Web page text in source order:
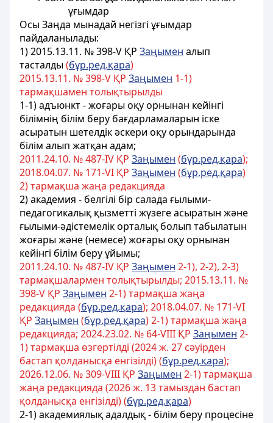
ұғымдар
Осы Заңда мынадай негізгі ұғымдар
пайдаланылады:
1) 2015.13.11. № 398-V ҚР Заңымен алып
тасталды(бұр.ред.қара)
2015.13.11. № 398-V ҚР Заңымен 1-1)
тармақшамен толықтырылды
1-1) адъюнкт - жоғары оқу орнынан кейінгі
білімнің білім беру бағдарламаларын іске
асыратын шетелдік әскери оқу орындарында
білім алып жатқан адам;
2011.24.10. № 487-ІV ҚР Заңымен (бұр.ред.қара);
2018.04.07. № 171-VІ ҚР Заңымен (бұр.ред.қара)
2) тармақша жаңа редакцияда
2) академия - белгілі бір салада ғылыми-
педагогикалық қызметті жүзеге асыратын және
ғылыми-әдістемелік орталық болып табылатын
жоғары және (немесе) жоғары оқу орнынан
кейінгі білім беру ұйымы;
2011.24.10. № 487-ІV ҚР Заңымен 2-1), 2-2), 2-3)
тармақшалармен толықтырылды; 2015.13.11. №
398-V ҚР Заңымен 2-1) тармақша жаңа
редакцияда (бұр.ред.қара); 2018.04.07. № 171-VІ
ҚР Заңымен (бұр.ред.қара) 2-1) тармақша жаңа
редакцияда; 2024.23.02. № 64-VIII ҚР Заңымен 2-
1) тармақша өзгертілді (2024 ж. 27 сәуірден
бастап қолданысқа енгізілді) (бұр.ред.қара);
2026.12.06. № 309-VIII ҚР Заңымен 2-1) тармақша
жаңа редакцияда (2026 ж. 13 тамыздан бастап
қолданысқа енгізілді) (бұр.ред.қара)
2-1) академиялық адалдық - білім беру процесіне